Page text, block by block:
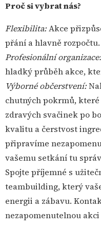
Proč si vybrat nás?
Flexibilita:Akce
přání a hlavně rozpočtu.
Profesionální organizace:
hladký průběh akce,
Výborné občerstvení:
chutných pokrmů,
zdravých svačinek po
kvalitu a čerstvost
připravíme
vašemu setkání tu
Spojte příjemné s
teambuilding, který
energii a zábavu.
nezapomenutelnou